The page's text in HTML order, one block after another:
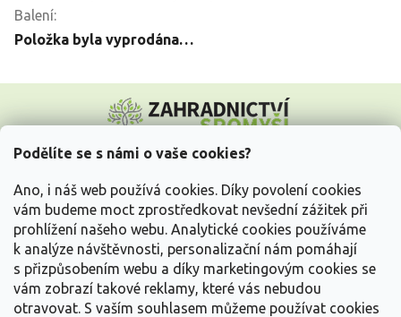
Podělíte se s námi o vaše cookies?
Ano, i náš web používá cookies. Díky povolení cookies
vám budeme moct zprostředkovat nevšední zážitek při
prohlížení našeho webu. Analytické cookies používáme
k analýze návštěvnosti, personalizační nám pomáhají
s přizpůsobením webu a díky marketingovým cookies se
vám zobrazí takové reklamy, které vás nebudou
otravovat. S vaším souhlasem můžeme používat cookies
Balení:
Položka byla vyprodána…
p
Vše o nákupu
Informace pro Vás
Kontakujte nás